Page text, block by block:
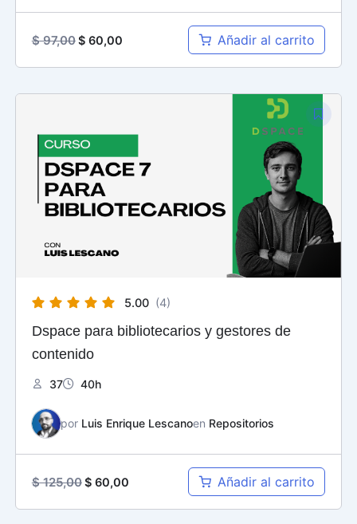
$97,00$60,00 Añadir al carrito
5.00 (4)
Dspace para bibliotecarios y gestores de
contenido
37 40h
por Luis Enrique Lescanoen Repositorios
$125,00
original
era:
$ 125,00.
$60,00
actual
es:
$ 60,00.
Añadir al carrito